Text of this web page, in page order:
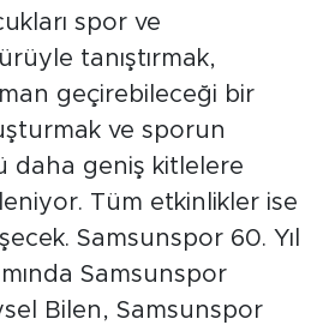
spor ve
tanıştırmak,
geçirebileceği bir
ve sporun
daha geniş kitlelere
Tüm etkinlikler ise
Samsunspor 60. Yıl
Samsunspor
Bilen, Samsunspor